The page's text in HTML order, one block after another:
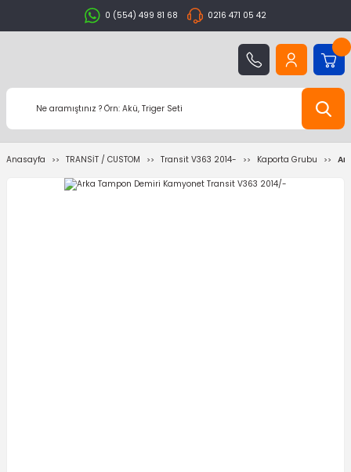
0 (554) 499 81 68 0216 471 05 42
Anasayfa TRANSİT / CUSTOM Transit V363 2014- Kaporta Grubu